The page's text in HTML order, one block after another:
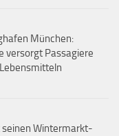
München:
versorgt Passagiere
seinen Wintermarkt-